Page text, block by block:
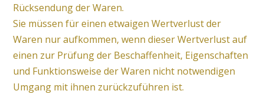
Rücksendung der Waren.
Sie müssen für einen etwaigen Wertverlust der
Waren nur aufkommen, wenn dieser Wertverlust auf
einen zur Prüfung der Beschaffenheit, Eigenschaften
und Funktionsweise der Waren nicht notwendigen
Umgang mit ihnen zurückzuführen ist.